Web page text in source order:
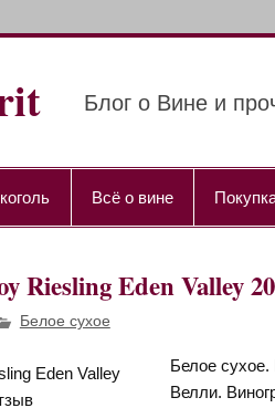
Блог о Вине и
Всё о вине
Riesling Eden
Белое сухое
Белое
Велли.